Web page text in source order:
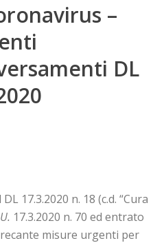
–
DL
17.3.2020 n. 18 (c.d. “Cura
17.3.2020 n. 70 ed entrato
misure urgenti per